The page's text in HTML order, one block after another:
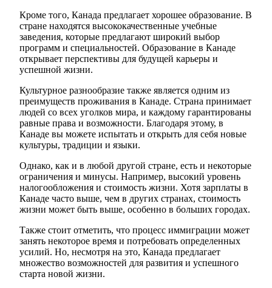
Кроме того, Канада предлагает хорошее образование. В
стране находятся высококачественные учебные
заведения, которые предлагают широкий выбор
программ и специальностей. Образование в Канаде
открывает перспективы для будущей карьеры и
успешной жизни.
Культурное разнообразие также является одним из
преимуществ проживания в Канаде. Страна принимает
людей со всех уголков мира, и каждому гарантированы
равные права и возможности. Благодаря этому, в
Канаде вы можете испытать и открыть для себя новые
культуры, традиции и языки.
Однако, как и в любой другой стране, есть и некоторые
ограничения и минусы. Например, высокий уровень
налогообложения и стоимость жизни. Хотя зарплаты в
Канаде часто выше, чем в других странах, стоимость
жизни может быть выше, особенно в больших городах.
Также стоит отметить, что процесс иммиграции может
занять некоторое время и потребовать определенных
усилий. Но, несмотря на это, Канада предлагает
множество возможностей для развития и успешного
старта новой жизни.